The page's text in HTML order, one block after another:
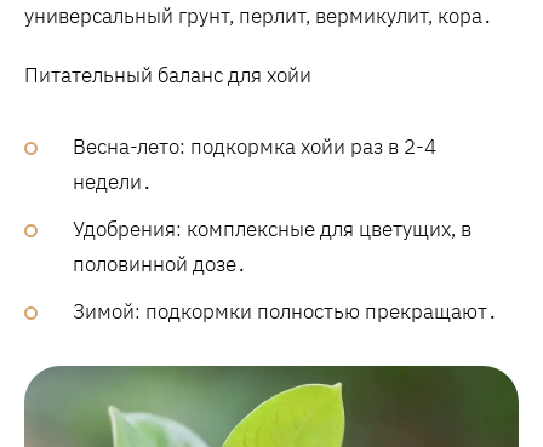
универсальный грунт‚ перлит‚ вермикулит‚ кора․
Питательный баланс для хойи
Весна-лето: подкормка хойи раз в 2-4
недели․
Удобрения: комплексные для цветущих‚ в
половинной дозе․
Зимой: подкормки полностью прекращают․